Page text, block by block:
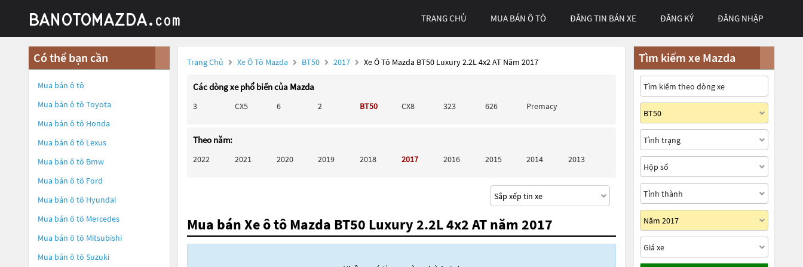
TRANG CHỦ MUA BÁN Ô TÔ ĐĂNG TIN BÁN XE ĐĂNG KÝ ĐĂNG NHẬP
Có thể bạn cần
Mua bán ô tô
Mua bán ô tô Toyota
Mua bán ô tô Honda
Mua bán ô tô Lexus
Mua bán ô tô Bmw
Mua bán ô tô Ford
Mua bán ô tô Hyundai
Mua bán ô tô Mercedes
Mua bán ô tô Mitsubishi
Mua bán ô tô Suzuki
Trang Chủ Xe Ô Tô Mazda BT50 2017 Xe Ô Tô Mazda BT50 Luxury 2.2L 4x2 AT Năm 2017
Các dòng xe phổ biến của Mazda
3 CX5 6 2 BT50 CX8 323 626 Premacy
Theo năm:
2022 2021 2020 2019 2018 2017 2016 2015 2014 2013
Mua bán Xe ô tô Mazda BT50 Luxury 2.2L 4x2 AT năm 2017
Tìm kiếm xe Mazda